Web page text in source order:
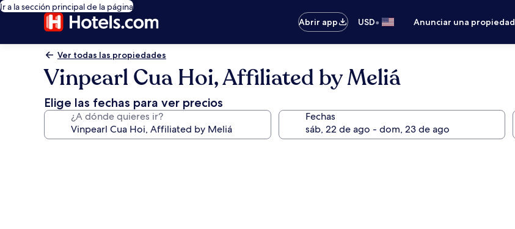
Ir a la sección principal de la página
Abrir app
USD• Anunciar una propiedad
Ver todas las propiedades
Vinpearl Cua Hoi, Affiliated by Meliá
Elige las fechas para ver precios
¿A dónde quieres ir? Fechas